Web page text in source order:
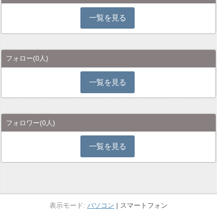
一覧を見る
フォロー(0人)
一覧を見る
フォロワー(0人)
一覧を見る
パソコン スマートフォン